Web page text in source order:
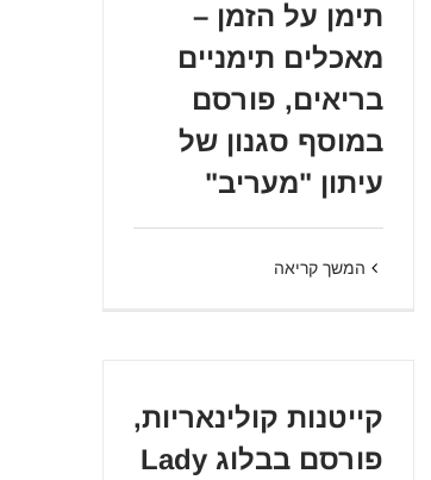
תימן על הזמן –
מאכלים תימניים
בריאים, פורסם
במוסף סגנון של
עיתון "מעריב"
המשך קריאה
קייטנות קולינאריות,
פורסם בבלוג Lady